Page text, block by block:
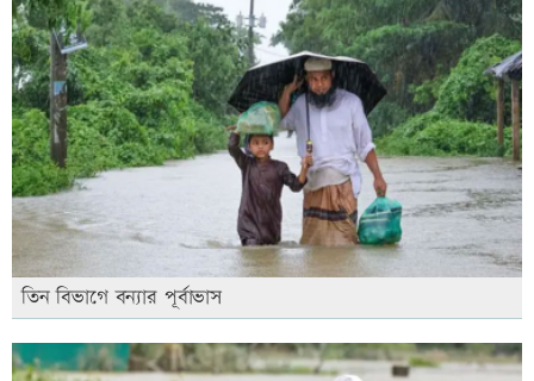
তিন বিভাগে বন্যার পূর্বাভাস